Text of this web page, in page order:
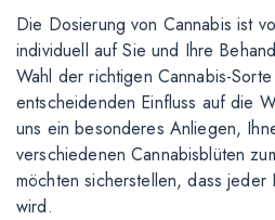
Die Dosierung von Cannabis ist
individuell auf Sie und Ihre
Wahl der richtigen Cannabis-
entscheidenden Einfluss auf die
uns ein besonderes Anliegen,
verschiedenen Cannabisblüten
möchten sicherstellen, dass jeder
wird.